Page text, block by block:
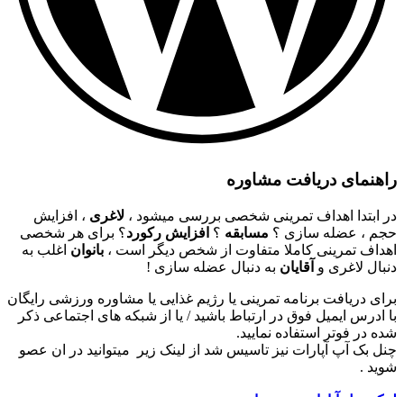
راهنمای دریافت مشاوره
در ابتدا اهداف تمرینی شخصی بررسی میشود ، لاغری ، افزایش
حجم ، عضله سازی ؟ مسابقه ؟ افزایش رکورد؟ برای هر شخصی
اهداف تمرینی کاملا متفاوت از شخص دیگر است ، بانوان اغلب به
دنبال لاغری و آقایان به دنبال عضله سازی !
برای دریافت برنامه تمرینی یا رژیم غذایی یا مشاوره ورزشی رایگان
با ادرس ایمیل فوق در ارتباط باشید / یا از شبکه های اجتماعی ذکر
شده در فوتر استفاده نمایید.
چنل بک آپ آپارات نیز تاسیس شد از لینک زیر میتوانید در ان عصو
شوید .